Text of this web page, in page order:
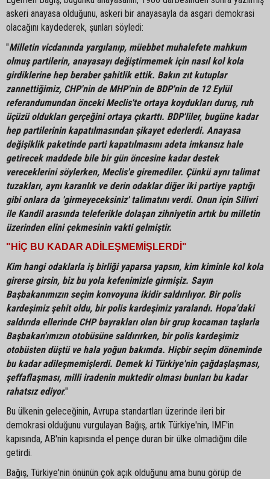
askeri anayasa olduğunu, askeri bir anayasayla da asgari demokrasi
olacağını kaydederek, şunları söyledi:
"Milletin vicdanında yargılanıp, müebbet muhalefete mahkum
olmuş partilerin, anayasayı değiştirmemek için nasıl kol kola
girdiklerine hep beraber şahitlik ettik. Bakın zıt kutuplar
zannettiğimiz, CHP'nin de MHP'nin de BDP'nin de 12 Eylül
referandumundan önceki Meclis'te ortaya koydukları duruş, ruh
üçüzü oldukları gerçeğini ortaya çıkarttı. BDP'liler, bugüne kadar
hep partilerinin kapatılmasından şikayet ederlerdi. Anayasa
değişiklik paketinde parti kapatılmasını adeta imkansız hale
getirecek maddede bile bir gün öncesine kadar destek
vereceklerini söylerken, Meclis'e giremediler. Çünkü aynı talimat
tuzakları, aynı karanlık ve derin odaklar diğer iki partiye yaptığı
gibi onlara da 'girmeyeceksiniz' talimatını verdi. Onun için Silivri
ile Kandil arasında teleferikle dolaşan zihniyetin artık bu milletin
üzerinden elini çekmesinin vakti gelmiştir.
"HİÇ BU KADAR ADİLEŞMEMİŞLERDİ"
Kim hangi odaklarla iş birliği yaparsa yapsın, kim kiminle kol kola
girerse girsin, biz bu yola kefenimizle girmişiz. Sayın
Başbakanımızın seçim konvoyuna ikidir saldırılıyor. Bir polis
kardeşimiz şehit oldu, bir polis kardeşimiz yaralandı. Hopa'daki
saldırıda ellerinde CHP bayrakları olan bir grup kocaman taşlarla
Başbakan'ımızın otobüsüne saldırırken, bir polis kardeşimiz
otobüsten düştü ve hala yoğun bakımda. Hiçbir seçim döneminde
bu kadar adileşmemişlerdi. Demek ki Türkiye'nin çağdaşlaşması,
şeffaflaşması, milli iradenin muktedir olması bunları bu kadar
rahatsız ediyor."
Bu ülkenin geleceğinin, Avrupa standartları üzerinde ileri bir
demokrasi olduğunu vurgulayan Bağış, artık Türkiye'nin, IMF'in
kapısında, AB'nin kapısında el pençe duran bir ülke olmadığını dile
getirdi.
Bağış, Türkiye'nin önünün çok açık olduğunu ama bunu görüp de